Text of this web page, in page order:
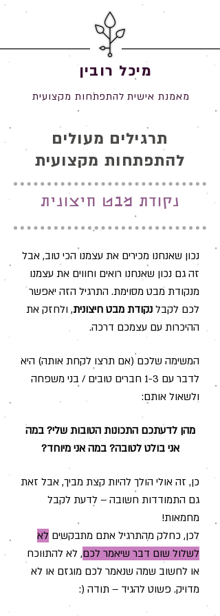
מיכל רובין
מאמנת אישית להתפתחות מקצועית
תרגילים מעולים
להתפתחות מקצועית
נקודת מבט חיצונית
נכון שאנחנו מכירים את עצמנו הכי טוב, אבל
זה גם נכון שאנחנו רואים וחווים את עצמנו
מנקודת מבט מסוימת. התרגיל הזה יאפשר
לכם לקבל נקודת מבט חיצונית, ולחזק את
ההיכרות עם עצמכם דרכה.
המשימה שלכם (אם תרצו לקחת אותה) היא
לדבר עם 1-3 חברים טובים / בני משפחה
ולשאול אותם:
מהן לדעתכם התכונות הטובות שלי? במה
אני בולט לטובה? במה אני מיוחד?
כן, זה אולי הולך להיות קצת מביך, אבל זאת
גם התמודדות חשובה – לדעת לקבל
מחמאות!
לכן, כחלק מהתרגיל אתם מתבקשים לא
לשלול שום דבר שיאמר לכם, לא להתווכח
או לחשוב שמה שנאמר לכם מוגזם או לא
מדויק. פשוט להגיד – תודה (: